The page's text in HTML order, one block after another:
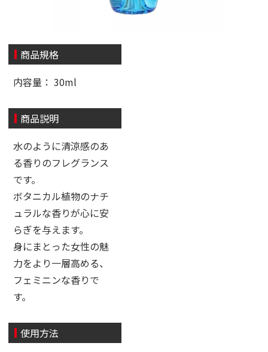
商品規格
内容量： 30ml
商品説明
水のように清涼感のあ
る香りのフレグランス
です。
ボタニカル植物のナチ
ュラルな香りが心に安
らぎを与えます。
身にまとった女性の魅
力をより一層高める、
フェミニンな香りで
す。
使用方法